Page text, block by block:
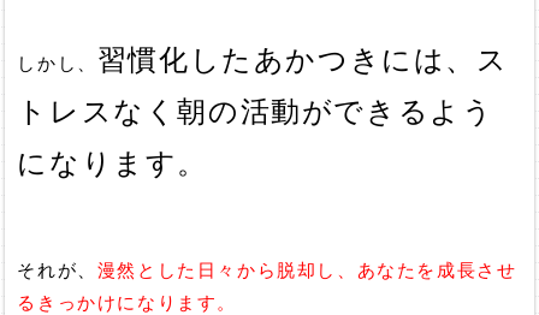
しかし、 習慣化したあかつきには、ス
トレスなく朝の活動ができるよう
になります。
それが、 漫然とした日々から脱却し、あなたを成長させ
るきっかけになります。